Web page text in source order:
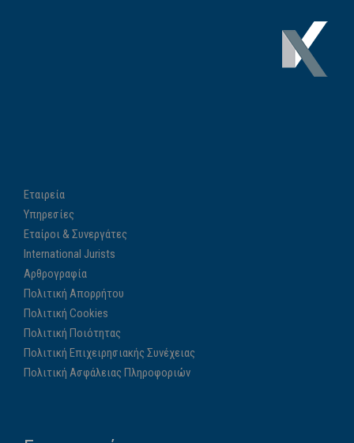
Εταιρεία
Υπηρεσίες
Εταίροι & Συνεργάτες
International Jurists
Αρθρογραφία
Πολιτική Απορρήτου
Πολιτική Cookies
Πολιτική Ποιότητας
Πολιτική Επιχειρησιακής Συνέχειας
Πολιτική Ασφάλειας Πληροφοριών